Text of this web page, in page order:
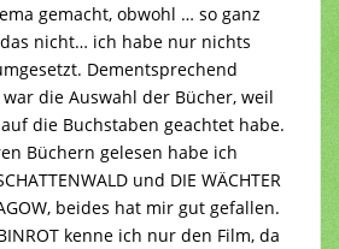
gemacht, obwohl … so ganz
nicht… ich habe nur nichts
Dementsprechend
die Auswahl der Bücher, weil
die Buchstaben geachtet habe.
Büchern gelesen habe ich
und DIE WÄCHTER
beides hat mir gut gefallen.
kenne ich nur den Film, da